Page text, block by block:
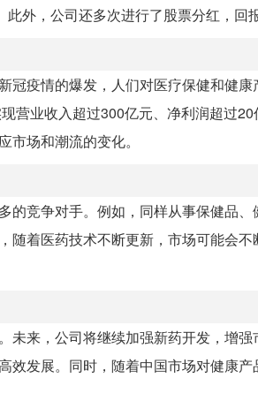
外，公司还多次进行了股票分红，回报
疫情的爆发，人们对医疗保健和健
营业收入超过300亿元、净利润超过
场和潮流的变化。
竞争对手。例如，同样从事保健品
着医药技术不断更新，市场可能会
来，公司将继续加强新药开发，增
发展。同时，随着中国市场对健康